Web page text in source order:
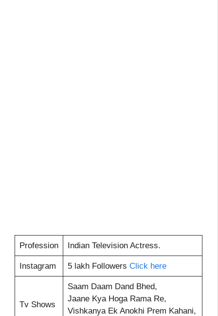
Profession Indian Television Actress.
Instagram 5 lakh Followers Click here
Tv Shows
Saam Daam Dand Bhed,
Jaane Kya Hoga Rama Re,
Vishkanya Ek Anokhi Prem Kahani,